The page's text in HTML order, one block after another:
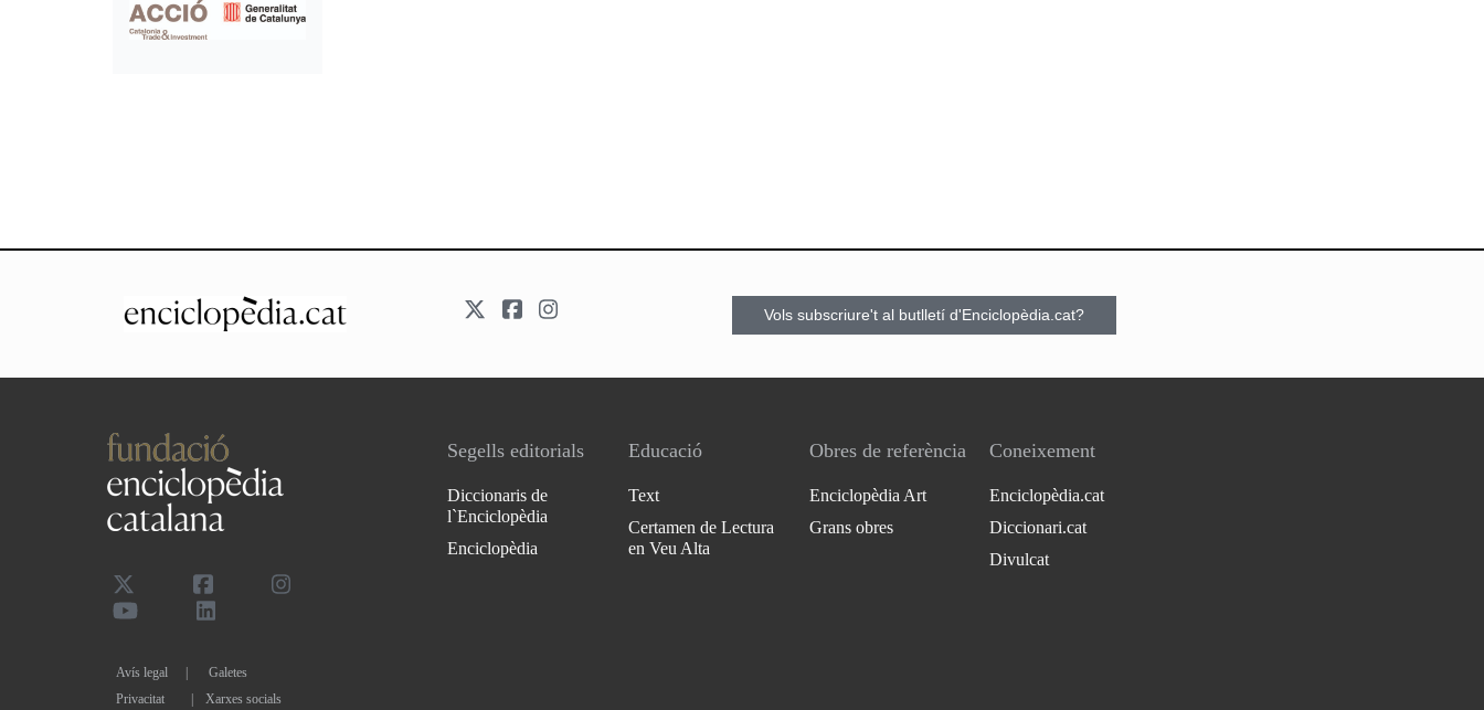
Vols subscriure't al butlletí d'Enciclopèdia.cat?
Avís legal
Galetes
Privacitat
| Xarxes socials
Segells editorials
Diccionaris de
l`Enciclopèdia
Enciclopèdia
Educació
Text
Certamen de Lectura
en Veu Alta
Obres de referència
Enciclopèdia Art
Grans obres
Coneixement
Enciclopèdia.cat
Diccionari.cat
Divulcat